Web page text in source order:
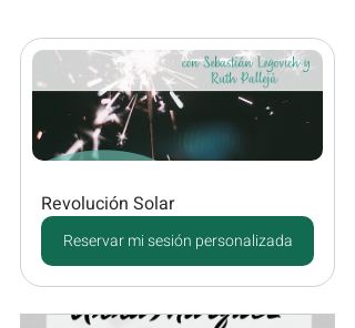
Revolución Solar
Reservar mi sesión personalizada